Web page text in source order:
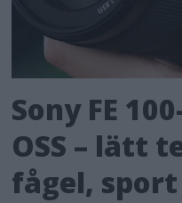
Sony FE
OSS – lätt
fågel,